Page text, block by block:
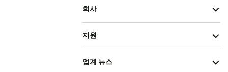
회사
지원
업계 뉴스